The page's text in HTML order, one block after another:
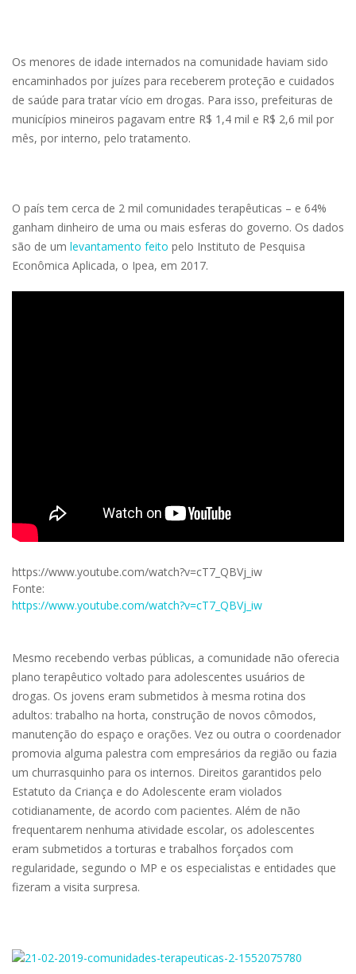
Os menores de idade internados na comunidade haviam sido
encaminhados por juízes para receberem proteção e cuidados
de saúde para tratar vício em drogas. Para isso, prefeituras de
municípios mineiros pagavam entre R$ 1,4 mil e R$ 2,6 mil por
mês, por interno, pelo tratamento.
O país tem cerca de 2 mil comunidades terapêuticas – e 64%
ganham dinheiro de uma ou mais esferas do governo. Os dados
são de um levantamento feito pelo Instituto de Pesquisa
Econômica Aplicada, o Ipea, em 2017.
https://www.youtube.com/watch?v=cT7_QBVj_iw
Fonte:
https://www.youtube.com/watch?v=cT7_QBVj_iw
Mesmo recebendo verbas públicas, a comunidade não oferecia
plano terapêutico voltado para adolescentes usuários de
drogas. Os jovens eram submetidos à mesma rotina dos
adultos: trabalho na horta, construção de novos cômodos,
manutenção do espaço e orações. Vez ou outra o coordenador
promovia alguma palestra com empresários da região ou fazia
um churrasquinho para os internos. Direitos garantidos pelo
Estatuto da Criança e do Adolescente eram violados
cotidianamente, de acordo com pacientes. Além de não
frequentarem nenhuma atividade escolar, os adolescentes
eram submetidos a torturas e trabalhos forçados com
regularidade, segundo o MP e os especialistas e entidades que
fizeram a visita surpresa.